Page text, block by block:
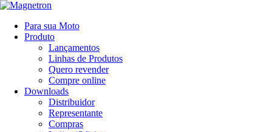
Para sua Moto
Produto
Lançamentos
Linhas de Produtos
Quero revender
Compre online
Downloads
Distribuidor
Representante
Compras